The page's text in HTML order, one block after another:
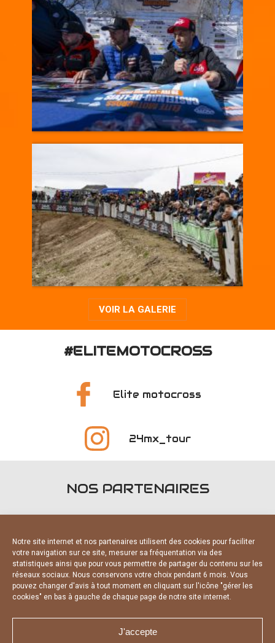
Notre site internet et nos partenaires utilisent des cookies pour faciliter
votre navigation sur ce site, mesurer sa fréquentation via des
statistiques ainsi que pour vous permettre de partager du contenu sur les
réseaux sociaux. Nous conservons votre choix pendant 6 mois. Vous
pouvez changer d'avis à tout moment en cliquant sur l'icône "gérer les
cookies" en bas à gauche de chaque page de notre site internet.
J'accepte
VOIR LA GALERIE
#ELITEMOTOCROSS
Elite motocross
24mx_tour
NOS PARTENAIRES
FOURNISSEURS OFFICIELS